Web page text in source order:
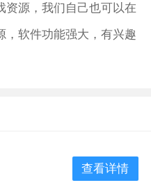
资源，我们自己也可以在
，软件功能强大，有兴趣
查看详情